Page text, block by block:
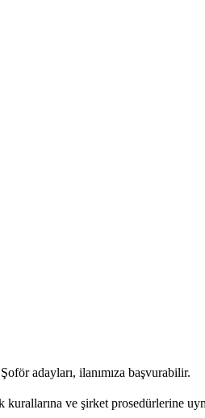
adayları, ilanımıza başvurabilir.
ve şirket prosedürlerine